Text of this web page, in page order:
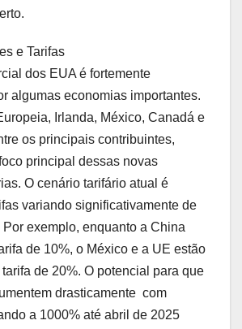
e Tarifas
dos EUA é fortemente
algumas economias importantes.
Irlanda, México, Canadá e
os principais contribuintes,
principal dessas novas
O cenário tarifário atual é
variando significativamente de
exemplo, enquanto a China
de 10%, o México e a UE estão
de 20%. O potencial para que
drasticamente  com
a 1000% até abril de 2025 